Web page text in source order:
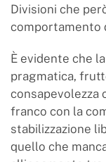
Divisioni che
comportamento
È evidente che
pragmatica,
consapevolezza
franco con la
stabilizzazione
quello che